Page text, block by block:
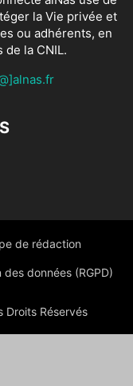
la Vie privée et
ou adhérents, en
de la CNIL.
de rédaction
des données (RGPD)
Réservés